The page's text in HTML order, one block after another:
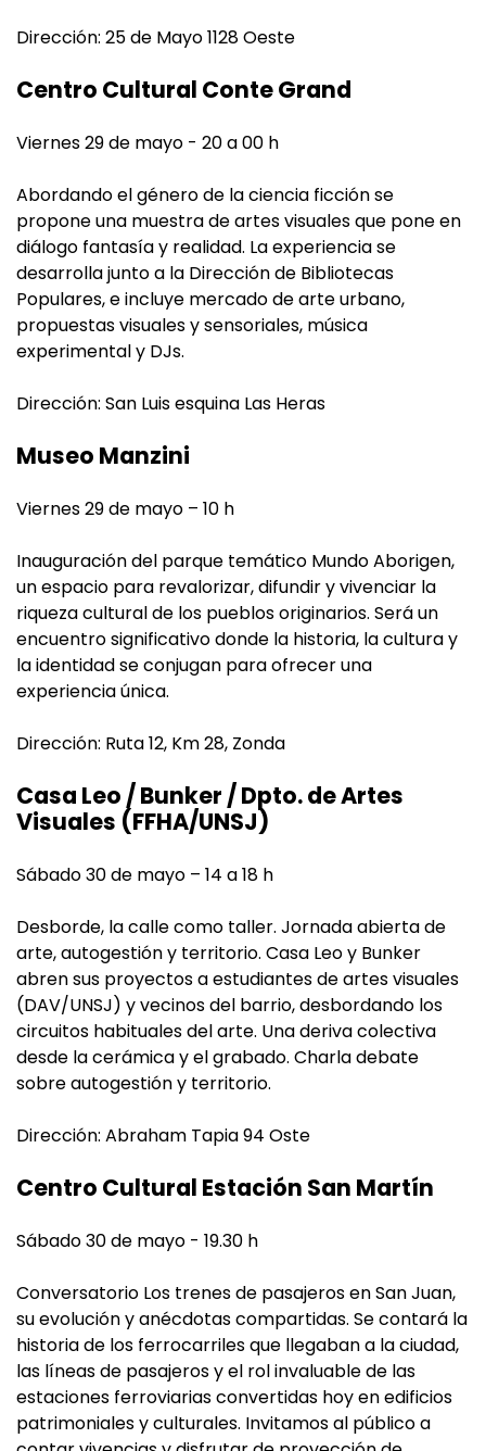
Dirección: 25 de Mayo 1128 Oeste
Centro Cultural Conte Grand
Viernes 29 de mayo - 20 a 00 h
Abordando el género de la ciencia ficción se
propone una muestra de artes visuales que pone en
diálogo fantasía y realidad. La experiencia se
desarrolla junto a la Dirección de Bibliotecas
Populares, e incluye mercado de arte urbano,
propuestas visuales y sensoriales, música
experimental y DJs.
Dirección: San Luis esquina Las Heras
Museo Manzini
Viernes 29 de mayo – 10 h
Inauguración del parque temático Mundo Aborigen,
un espacio para revalorizar, difundir y vivenciar la
riqueza cultural de los pueblos originarios. Será un
encuentro significativo donde la historia, la cultura y
la identidad se conjugan para ofrecer una
experiencia única.
Dirección: Ruta 12, Km 28, Zonda
Casa Leo / Bunker / Dpto. de Artes
Visuales (FFHA/UNSJ)
Sábado 30 de mayo – 14 a 18 h
Desborde, la calle como taller. Jornada abierta de
arte, autogestión y territorio. Casa Leo y Bunker
abren sus proyectos a estudiantes de artes visuales
(DAV/UNSJ) y vecinos del barrio, desbordando los
circuitos habituales del arte. Una deriva colectiva
desde la cerámica y el grabado. Charla debate
sobre autogestión y territorio.
Dirección: Abraham Tapia 94 Oste
Centro Cultural Estación San Martín
Sábado 30 de mayo - 19.30 h
Conversatorio Los trenes de pasajeros en San Juan,
su evolución y anécdotas compartidas. Se contará la
historia de los ferrocarriles que llegaban a la ciudad,
las líneas de pasajeros y el rol invaluable de las
estaciones ferroviarias convertidas hoy en edificios
patrimoniales y culturales. Invitamos al público a